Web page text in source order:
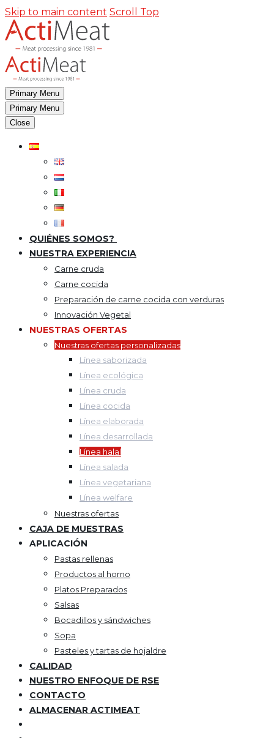
Skip to main content Scroll Top
Primary Menu
Primary Menu
Close
QUIÉNES SOMOS?
NUESTRA EXPERIENCIA
Carne cruda
Carne cocida
Preparación de carne cocida con verduras
Innovación Vegetal
NUESTRAS OFERTAS
Nuestras ofertas personalizadas
Línea saborizada
Línea ecológica
Línea cruda
Línea cocida
Línea elaborada
Línea desarrollada
Línea halal
Línea salada
Línea vegetariana
Línea welfare
Nuestras ofertas
CAJA DE MUESTRAS
APLICACIÓN
Pastas rellenas
Productos al horno
Platos Preparados
Salsas
Bocadillos y sándwiches
Sopa
Pasteles y tartas de hojaldre
CALIDAD
NUESTRO ENFOQUE DE RSE
CONTACTO
ALMACENAR ACTIMEAT